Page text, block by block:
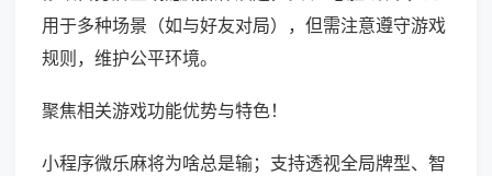
用于多种场景（如与好友对局），但需注意遵守游戏
规则，维护公平环境。
聚焦相关游戏功能优势与特色！
小程序微乐麻将为啥总是输；支持透视全局牌型、智